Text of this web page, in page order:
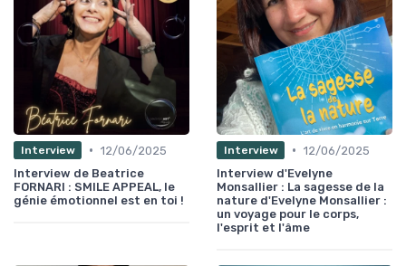
Interview • 12/06/2025
Interview de Beatrice
FORNARI : SMILE APPEAL, le
génie émotionnel est en toi !
Interview • 12/06/2025
Interview d'Evelyne
Monsallier : La sagesse de la
nature d'Evelyne Monsallier :
un voyage pour le corps,
l'esprit et l'âme